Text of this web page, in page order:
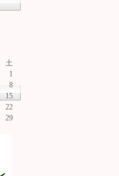
土
1
8
15
22
29